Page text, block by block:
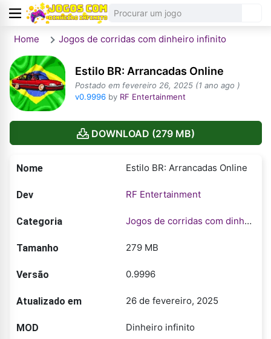
Home Jogos de corridas com dinheiro infinito
Estilo BR: Arrancadas Online
Postado em fevereiro 26, 2025 (1 ano ago )
v0.9996 by RF Entertainment
DOWNLOAD (279 MB)
Nome Estilo BR: Arrancadas Online
Dev RF Entertainment
Categoria Jogos de corridas com dinheiro infinito
Tamanho 279 MB
Versão 0.9996
Atualizado em 26 de fevereiro, 2025
MOD Dinheiro infinito